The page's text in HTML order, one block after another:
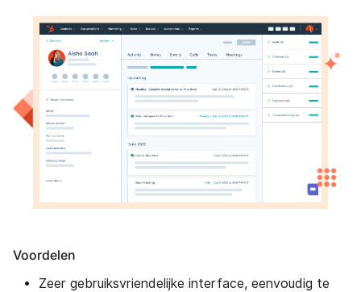
Voordelen
Zeer gebruiksvriendelijke interface, eenvoudig te